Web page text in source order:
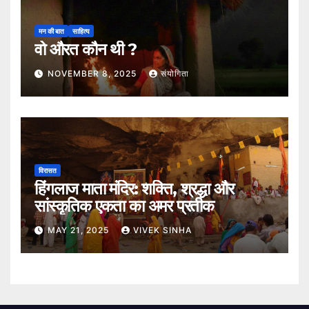
मन की बात साहित्य
वो औरत कौन थी ?
NOVEMBER 8, 2025 संयोगिता
विरासत
हिंगलाज माता मंदिर: शक्ति, श्रद्धा और
सांस्कृतिक एकता का अमर प्रतीक
MAY 21, 2025 VIVEK SINHA